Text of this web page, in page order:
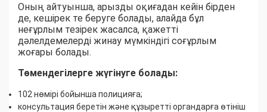
Оның айтуынша, арызды оқиғадан кейін бірден
де, кешірек те беруге болады, алайда бұл
неғұрлым тезірек жасалса, қажетті
дәлелдемелерді жинау мүмкіндігі соғұрлым
жоғары болады.
Төмендегілерге жүгінуге болады:
102 нөмірі бойынша полицияға;
консультация беретін және құзыретті органдарға өтініш